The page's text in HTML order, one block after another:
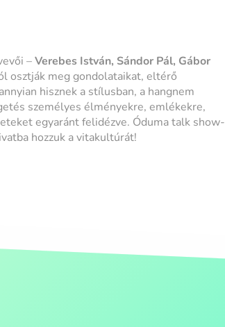
–Verebes István, Sándor Pál, Gábor
osztják meg gondolataikat, eltérő
hisznek a stílusban, a hangnem
személyes élményekre, emlékekre,
egyaránt felidézve. Óduma talk show-
hozzuk a vitakultúrát!